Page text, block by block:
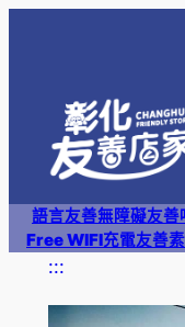
語言友善無障礙友善
Free WIFI充電友善
:::